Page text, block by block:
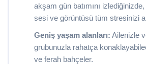
akşam gün batımını
sesi ve görüntüsü tüm stresinizi
Geniş yaşam alanları: Ailenizle
grubunuzla rahatça
ve ferah bahçeler.